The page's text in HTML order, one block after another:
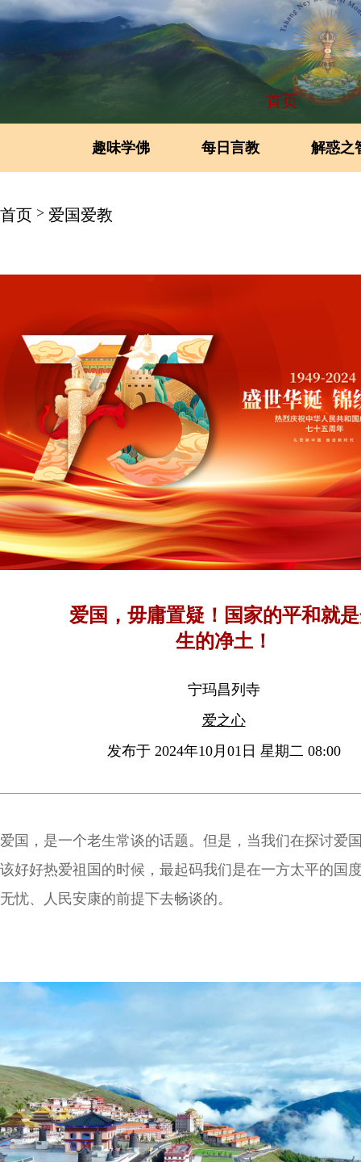
首页
趣味学佛 每日言教 解惑之
首页 > 爱国爱教
爱国，毋庸置疑！国家的平和就
生的净土！
宁玛昌列寺
爱之心
发布于 2024年10月01日 星期二 08:00
爱国，是一个老生常谈的话题。但是，当我们在探讨爱
该好好热爱祖国的时候，最起码我们是在一方太平的国
无忧、人民安康的前提下去畅谈的。